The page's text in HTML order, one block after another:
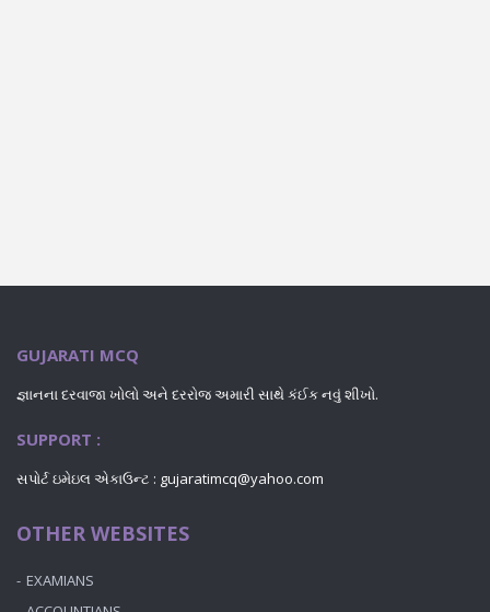
GUJARATI MCQ
જ્ઞાનના દરવાજા ખોલો અને દરરોજ અમારી સાથે કંઈક નવું શીખો.
SUPPORT :
સપોર્ટ ઇમેઇલ એકાઉન્ટ : gujaratimcq@yahoo.com
OTHER WEBSITES
EXAMIANS